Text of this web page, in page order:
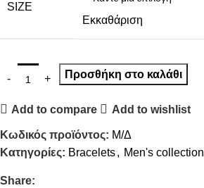
SIZE
Εκκαθάριση
Προσθήκη στο καλάθι
Add to compare Add to wishlist
Κωδικός προϊόντος: Μ/Δ
Κατηγορίες: Bracelets, Men's collection
Share: